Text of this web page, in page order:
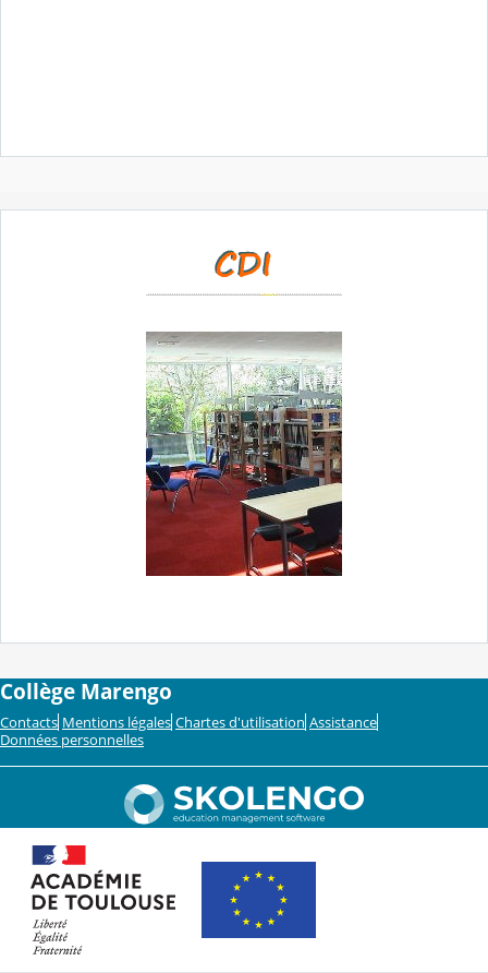
Collège Marengo
Contacts Mentions légales Chartes d'utilisation Assistance
Données personnelles